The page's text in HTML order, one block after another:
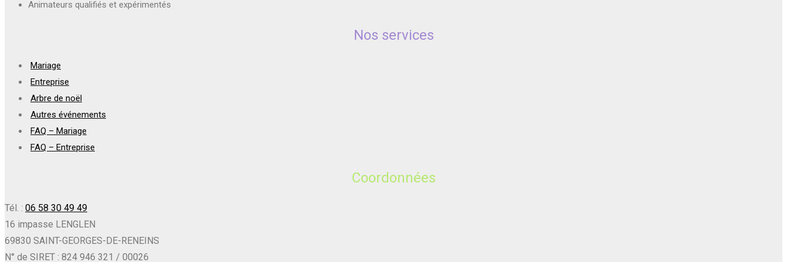
Animateurs qualifiés et expérimentés
Nos services
Mariage
Entreprise
Arbre de noël
Autres événements
FAQ – Mariage
FAQ – Entreprise
Coordonnées
Tél. : 06 58 30 49 49
16 impasse LENGLEN
69830 SAINT-GEORGES-DE-RENEINS
N° de SIRET : 824 946 321 / 00026